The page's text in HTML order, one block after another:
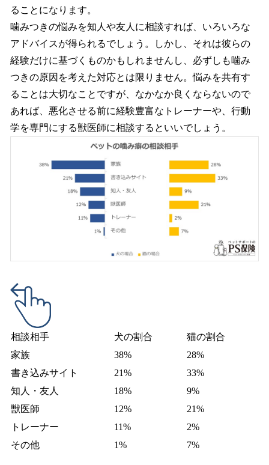
ることになります。
噛みつきの悩みを知人や友人に相談すれば、いろいろな
アドバイスが得られるでしょう。しかし、それは彼らの
経験だけに基づくものかもしれませんし、必ずしも噛み
つきの原因を考えた対応とは限りません。悩みを共有す
ることは大切なことですが、なかなか良くならないので
あれば、悪化させる前に経験豊富なトレーナーや、行動
学を専門にする獣医師に相談するといいでしょう。
相談相手 犬の割合
猫の割合
家族
38%
28%
書き込みサイト
21%
33%
知人・友人
18%
9%
獣医師
12%
21%
トレーナー
11%
2%
その他
1% 7%